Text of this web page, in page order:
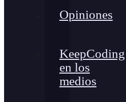
Opiniones
KeepCoding
en los
medios